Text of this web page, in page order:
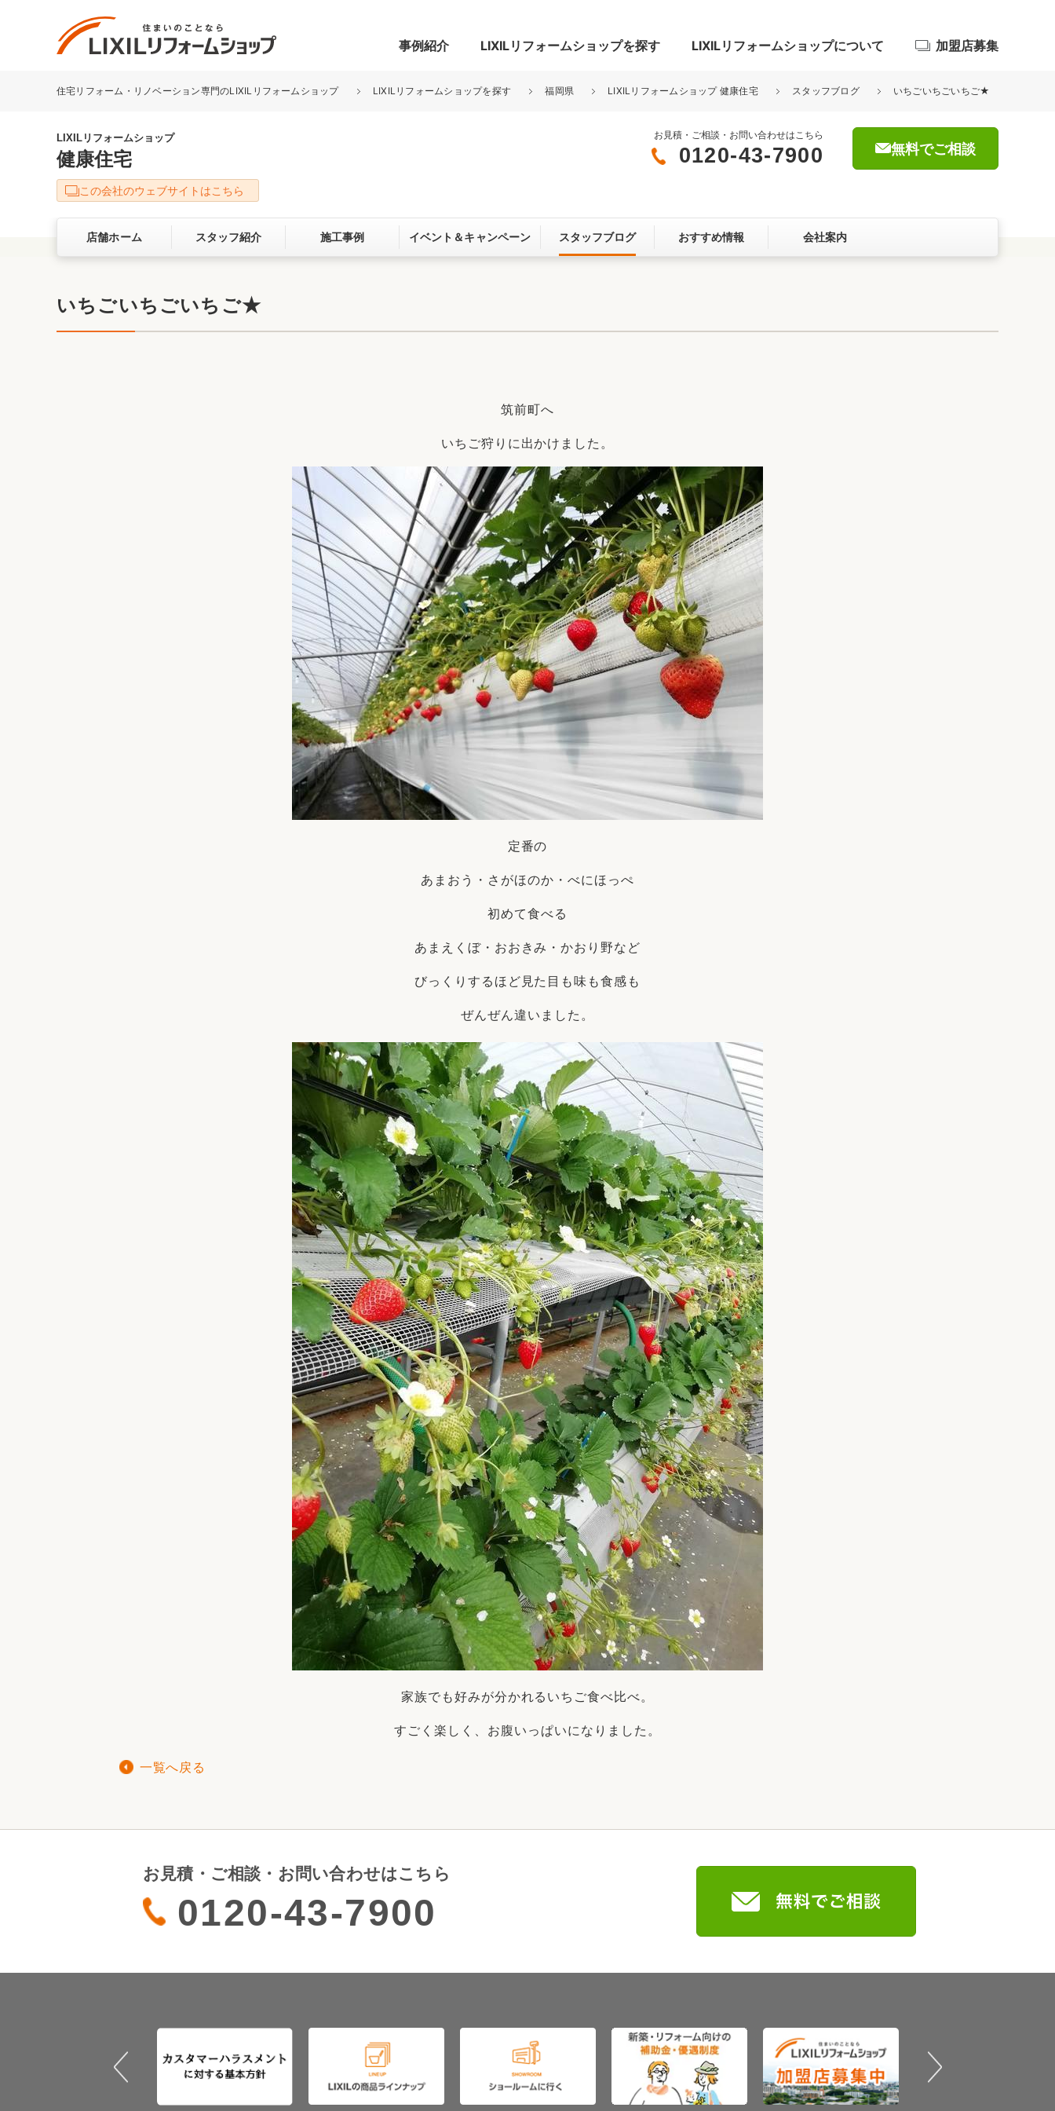
事例紹介
リフォーム事例を探す
キッチン
洗面化粧室 トイレ 玄関まわり 門まわり 屋根・外壁
ベランダ・バルコニー ガーデンスペース カースペース
3Dシミュレーション
LIXILリフォームショップを探す LIXILリフォームショップについて
LIXILリフォームショップについて
サービス向上・品質改善の取り組み お客さま満足度アンケート
ここちいい暮らしをつくる、価値・性能向上
ライフスタイルコンパス
中古物件探しから性能向上リフォームをワン
リフォームお役立ち情報
おすすめ情報
加盟店募集
住宅リフォーム・リノベーション専門のLIXILリフォームショップ LIXILリフォームショップを探す 福岡県 LIXILリフォームショップ 健康住宅 スタッフブログ いちごいちごいちご★
LIXILリフォームショップ
健康住宅
お見積・ご相談・お問い合わせはこちら
0120-43-7900 無料でご相談
この会社のウェブサイトはこちら
店舗ホーム スタッフ紹介 施工事例 イベント＆キャンペーン スタッフブログ おすすめ情報 会社案内
いちごいちごいちご★
筑前町へ
いちご狩りに出かけました。
定番の
あまおう・さがほのか・べにほっぺ
初めて食べる
あまえくぼ・おおきみ・かおり野など
びっくりするほど見た目も味も食感も
ぜんぜん違いました。
家族でも好みが分かれるいちご食べ比べ。
すごく楽しく、お腹いっぱいになりました。
一覧へ戻る
お見積・ご相談・お問い合わせはこちら
0120-43-7900